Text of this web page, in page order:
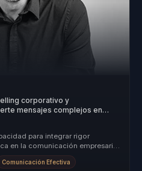
corporativo y
mensajes complejos en
líderes.
para integrar rigor
en la comunicación empresarial.
Comunicación Efectiva